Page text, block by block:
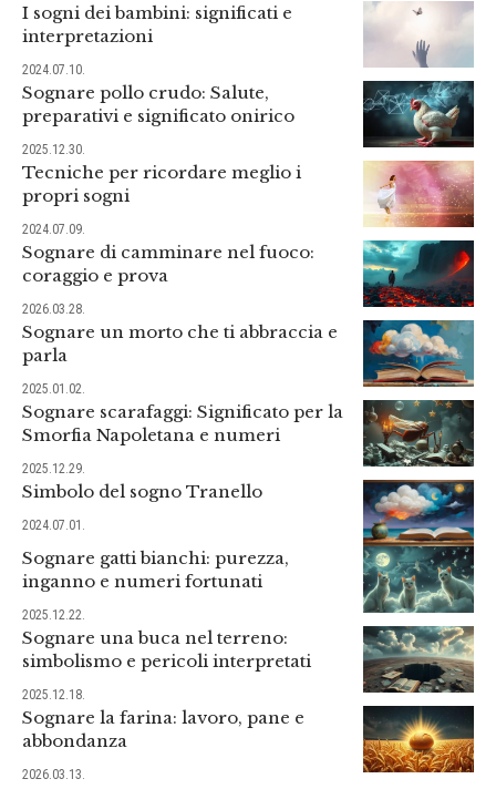
I sogni dei bambini: significati e
interpretazioni
2024.07.10.
Sognare pollo crudo: Salute,
preparativi e significato onirico
2025.12.30.
Tecniche per ricordare meglio i
propri sogni
2024.07.09.
Sognare di camminare nel fuoco:
coraggio e prova
2026.03.28.
Sognare un morto che ti abbraccia e
parla
2025.01.02.
Sognare scarafaggi: Significato per la
Smorfia Napoletana e numeri
2025.12.29.
Simbolo del sogno Tranello
2024.07.01.
Sognare gatti bianchi: purezza,
inganno e numeri fortunati
2025.12.22.
Sognare una buca nel terreno:
simbolismo e pericoli interpretati
2025.12.18.
Sognare la farina: lavoro, pane e
abbondanza
2026.03.13.